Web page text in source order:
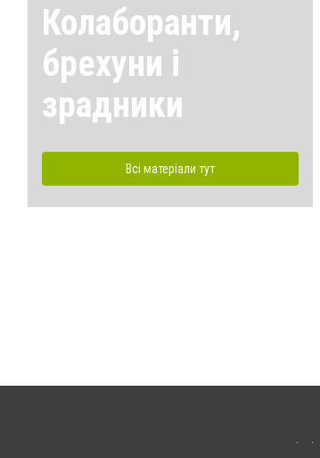
Колаборанти,
брехуни і
зрадники
Всі матеріали тут